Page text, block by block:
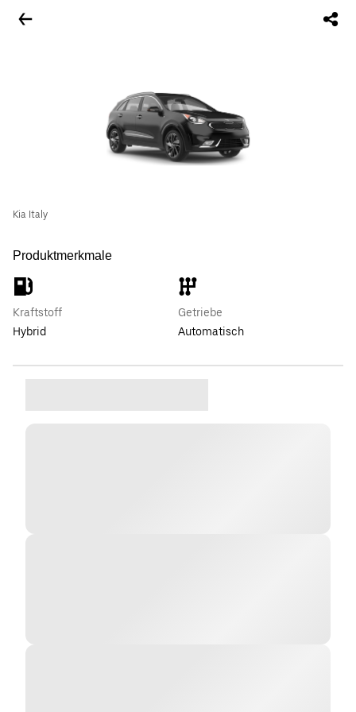
Kia Italy
Produktmerkmale
Kraftstoff
Hybrid
Getriebe
Automatisch